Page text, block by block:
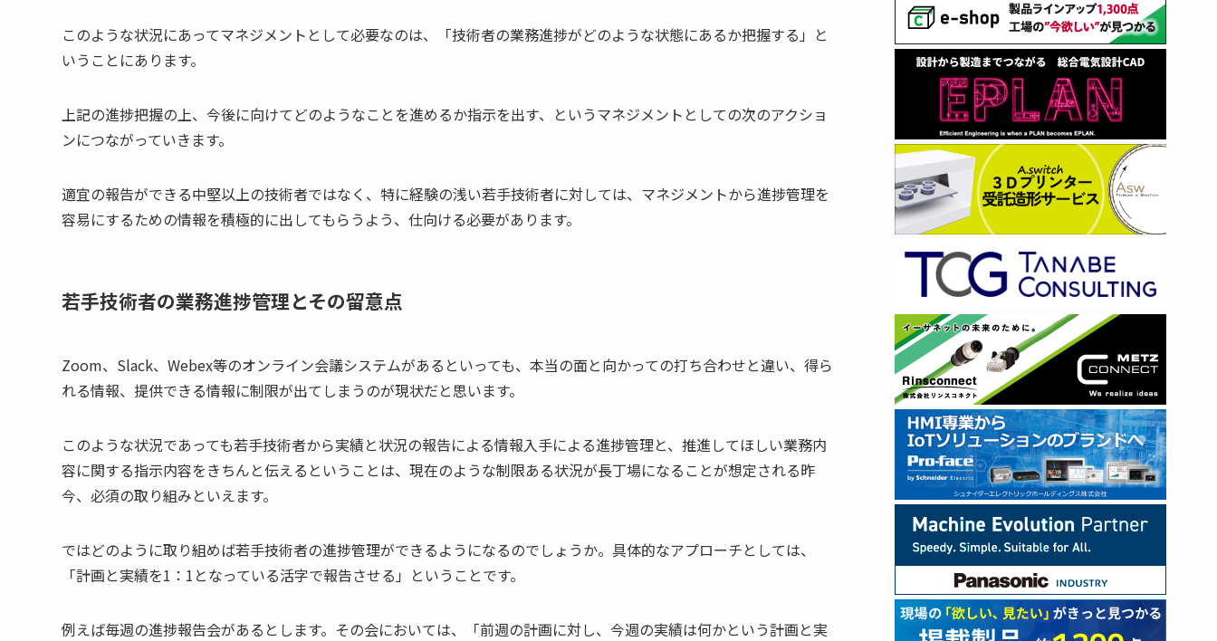
このような状況にあってマネジメントとして必要なのは、「技術者の業務進捗がどのような状態にあるか把握する」と
いうことにあります。
上記の進捗把握の上、今後に向けてどのようなことを進めるか指示を出す、というマネジメントとしての次のアクショ
ンにつながっていきます。
適宜の報告ができる中堅以上の技術者ではなく、特に経験の浅い若手技術者に対しては、マネジメントから進捗管理を
容易にするための情報を積極的に出してもらうよう、仕向ける必要があります。
若手技術者の業務進捗管理とその留意点
Zoom、Slack、Webex等のオンライン会議システムがあるといっても、本当の面と向かっての打ち合わせと違い、得ら
れる情報、提供できる情報に制限が出てしまうのが現状だと思います。
このような状況であっても若手技術者から実績と状況の報告による情報入手による進捗管理と、推進してほしい業務内
容に関する指示内容をきちんと伝えるということは、現在のような制限ある状況が長丁場になることが想定される昨
今、必須の取り組みといえます。
ではどのように取り組めば若手技術者の進捗管理ができるようになるのでしょうか。具体的なアプローチとしては、
「計画と実績を1：1となっている活字で報告させる」ということです。
例えば毎週の進捗報告会があるとします。その会においては、「前週の計画に対し、今週の実績は何かという計画と実